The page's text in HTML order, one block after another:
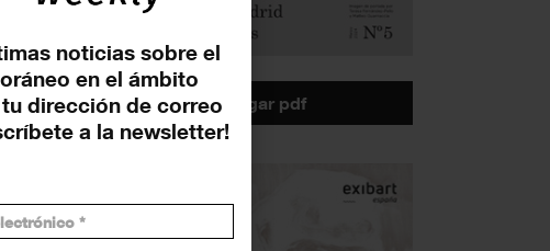
noticias sobre el
en el ámbito
dirección de correo
a la newsletter!
descargar pdf